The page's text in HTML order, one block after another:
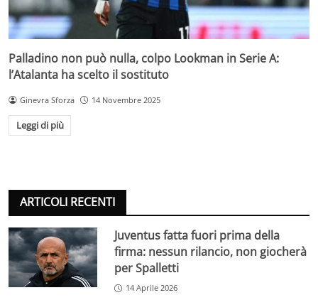
Palladino non può nulla, colpo Lookman in Serie A:
l’Atalanta ha scelto il sostituto
Ginevra Sforza 14 Novembre 2025
Leggi di più
ARTICOLI RECENTI
Juventus fatta fuori prima della
firma: nessun rilancio, non giocherà
per Spalletti
14 Aprile 2026